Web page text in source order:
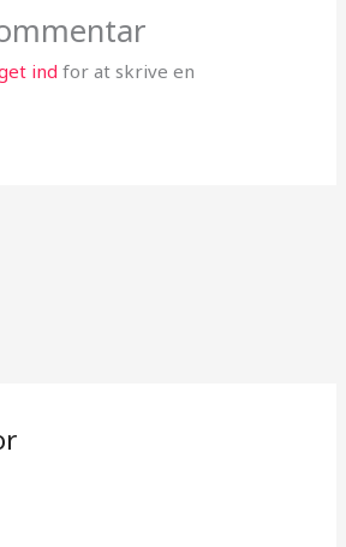
ind for at skrive en